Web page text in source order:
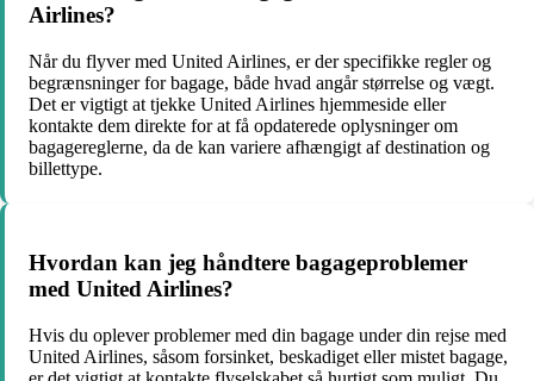
Airlines?
Når du flyver med United Airlines, er der specifikke regler og
begrænsninger for bagage, både hvad angår størrelse og vægt.
Det er vigtigt at tjekke United Airlines hjemmeside eller
kontakte dem direkte for at få opdaterede oplysninger om
bagagereglerne, da de kan variere afhængigt af destination og
billettype.
Hvordan kan jeg håndtere bagageproblemer
med United Airlines?
Hvis du oplever problemer med din bagage under din rejse med
United Airlines, såsom forsinket, beskadiget eller mistet bagage,